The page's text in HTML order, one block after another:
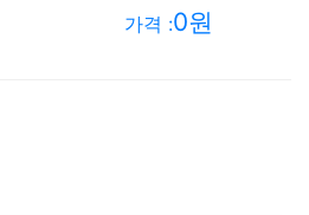
가격 :0원